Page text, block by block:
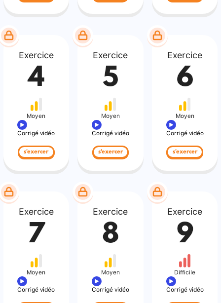
Exercice
4
Moyen
Corrigé vidéo
s'exercer
Exercice
5
Moyen
Corrigé vidéo
s'exercer
Exercice
6
Moyen
Corrigé vidéo
s'exercer
Exercice
7
Moyen
Corrigé vidéo
Exercice
8
Moyen
Corrigé vidéo
Exercice
9
Difficile
Corrigé vidéo